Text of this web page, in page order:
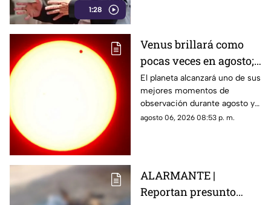
1:28
Venus brillará como
pocas veces en agosto;
a esta hora podrás
verlo durante este mes
El planeta alcanzará uno de sus
mejores momentos de
observación durante agosto y
podrá distinguirse sin
agosto 06, 2026 08:53 p. m.
ALARMANTE |
Reportan presunto